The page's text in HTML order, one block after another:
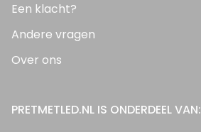
Een klacht?
Andere vragen
Over ons
PRETMETLED.NL IS ONDERDEEL VAN: